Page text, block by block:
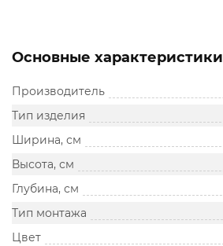
Основные характеристики
Производитель
Тип изделия
Ширина, см
Высота, см
Глубина, см
Тип монтажа
Цвет